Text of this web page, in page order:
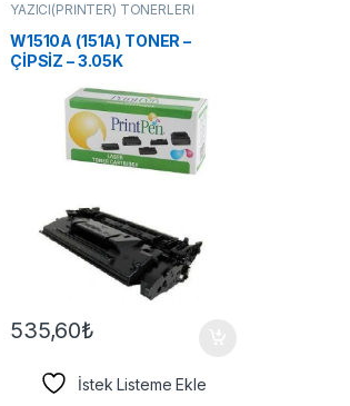
YAZICI(PRİNTER) TONERLERİ
W1510A (151A) TONER –
ÇİPSİZ – 3.05K
535,60₺
İstek Listeme Ekle